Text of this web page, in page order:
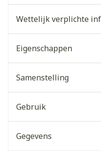
Wettelijk verplichte
Eigenschappen
Samenstelling
Gebruik
Gegevens